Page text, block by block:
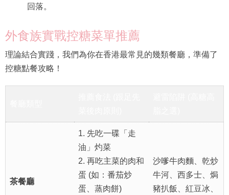
回落。
外食族實戰控糖菜單推薦
理論結合實踐，我們為你在香港最常見的幾類餐廳，準備了
控糖點餐攻略！
茶餐廳
1. 先吃一碟「走
油」灼菜
2. 再吃主菜的肉和
蛋 (如：番茄炒
蛋、蒸肉餅)
沙嗲牛肉麵、乾炒
牛河、西多士、焗
豬扒飯、紅豆冰、